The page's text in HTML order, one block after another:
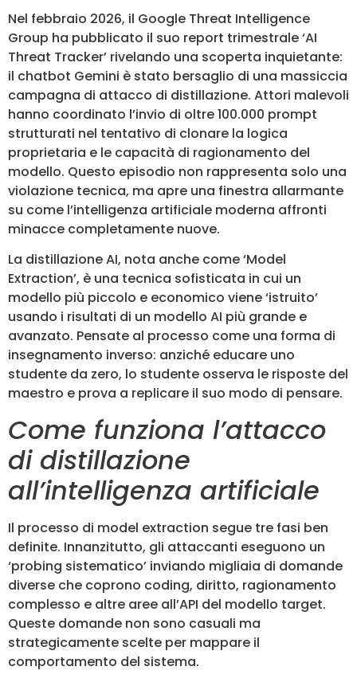
Nel febbraio 2026, il Google Threat Intelligence
Group ha pubblicato il suo report trimestrale ‘AI
Threat Tracker’ rivelando una scoperta inquietante:
il chatbot Gemini è stato bersaglio di una massiccia
campagna di attacco di distillazione. Attori malevoli
hanno coordinato l’invio di oltre 100.000 prompt
strutturati nel tentativo di clonare la logica
proprietaria e le capacità di ragionamento del
modello. Questo episodio non rappresenta solo una
violazione tecnica, ma apre una finestra allarmante
su come l’intelligenza artificiale moderna affronti
minacce completamente nuove.
La distillazione AI, nota anche come ‘Model
Extraction’, è una tecnica sofisticata in cui un
modello più piccolo e economico viene ‘istruito’
usando i risultati di un modello AI più grande e
avanzato. Pensate al processo come una forma di
insegnamento inverso: anziché educare uno
studente da zero, lo studente osserva le risposte del
maestro e prova a replicare il suo modo di pensare.
Come funziona l’attacco
di distillazione
all’intelligenza artificiale
Il processo di model extraction segue tre fasi ben
definite. Innanzitutto, gli attaccanti eseguono un
‘probing sistematico’ inviando migliaia di domande
diverse che coprono coding, diritto, ragionamento
complesso e altre aree all’API del modello target.
Queste domande non sono casuali ma
strategicamente scelte per mappare il
comportamento del sistema.